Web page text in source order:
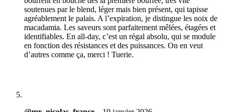
soutenues par le blend, léger mais bien présent, qui tapisse
agréablement le palais. A l’expiration, je distingue les noix de
macadamia. Les saveurs sont parfaitement mêlées, étagées et
identifiables. En all-day, c’est un régal absolu, qui se module
en fonction des résistances et des puissances. On en veut
d’autres comme ça, merci ! Tuerie.